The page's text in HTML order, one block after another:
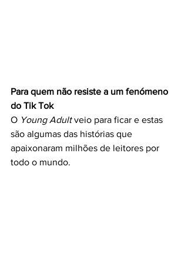
Para quem não resiste a um fenómeno
do Tik Tok
O Young Adult veio para ficar e estas
são algumas das histórias que
apaixonaram milhões de leitores por
todo o mundo.